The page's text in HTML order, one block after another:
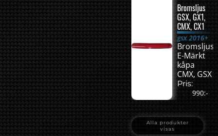
Bromsljus
GSX, GX1,
CMX, CX1
gsx 2016+
Bromsljus
E-Märkt
kåpa
CMX, GSX
Pris:
990:-
Alla produkter
visas